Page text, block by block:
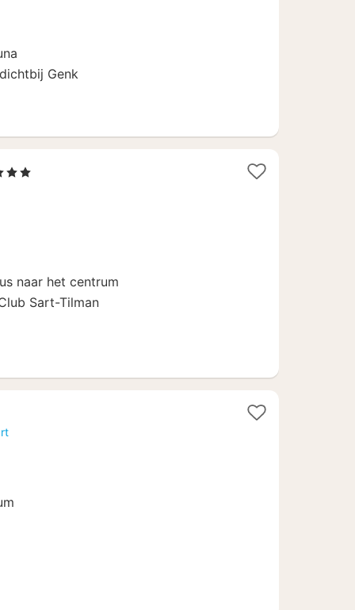
Genk
Sterren
naar het centrum
Sart-Tilman